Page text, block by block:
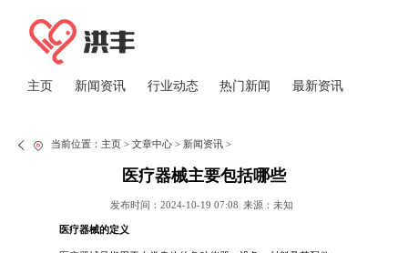
主页 新闻资讯 行业动态 热门新闻 最新资讯
当前位置： 主页> 文章中心> 新闻资讯>
医疗器械主要包括哪些
发布时间：2024-10-19 07:08 来源：未知
医疗器械的定义